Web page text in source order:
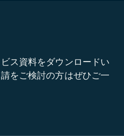
ス資料をダウンロードい
をご検討の方はぜひご一